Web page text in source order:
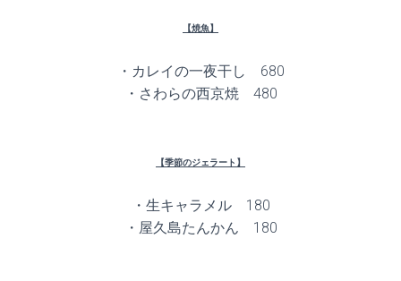
【焼魚】
・カレイの一夜干し 680
・さわらの西京焼 480
【季節のジェラート】
・生キャラメル 180
・屋久島たんかん 180